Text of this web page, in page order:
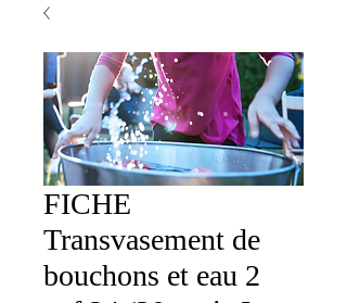
FICHE
Transvasement de
bouchons et eau 2